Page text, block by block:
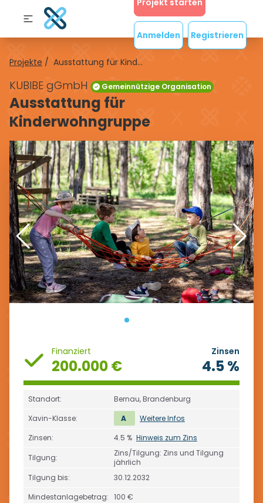
Projekt starten
Anmelden Registrieren
Projekte / Ausstattung für Kind...
KUBIBE gGmbH Gemeinnützige Organisation
Ausstattung für
Kinderwohngruppe
Finanziert Zinsen
200.000 € 4.5 %
Standort:
Bernau, Brandenburg
Xavin-Klasse:
A
Weitere Infos
Zinsen:
4.5 % Hinweis zum Zins
Tilgung:
Zins/Tilgung: Zins und Tilgung
jährlich
Tilgung bis:
30.12.2032
Mindestanlagebetrag: 100 €